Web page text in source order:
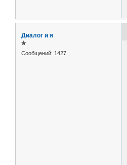
Диалог и я
✯
Сообщений: 1427